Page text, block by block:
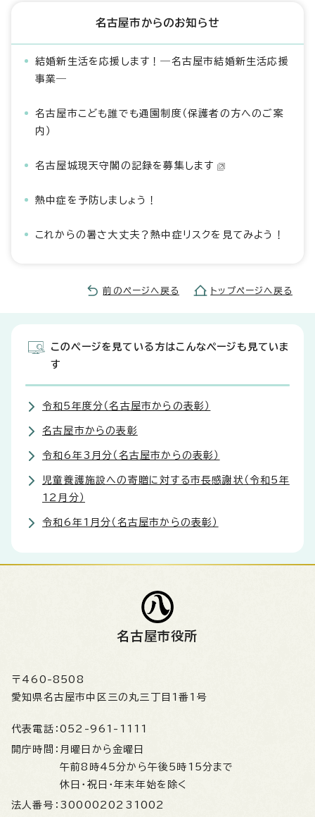
名古屋市からのお知らせ
結婚新生活を応援します！―名古屋市結婚新生活応援
事業―
名古屋市こども誰でも通園制度（保護者の方へのご案
内）
名古屋城現天守閣の記録を募集します
熱中症を予防しましょう！
これからの暑さ大丈夫？熱中症リスクを見てみよう！
前のページへ戻る トップページへ戻る
このページを見ている方はこんなページも見ていま
す
令和5年度分（名古屋市からの表彰）
名古屋市からの表彰
令和6年3月分（名古屋市からの表彰）
児童養護施設への寄贈に対する市長感謝状（令和5年
12月分）
令和6年1月分（名古屋市からの表彰）
名古屋市役所
〒460-8508
愛知県名古屋市中区三の丸三丁目1番1号
代表電話： 052-961-1111
開庁時間： 月曜日から金曜日
午前8時45分から午後5時15分まで
休日・祝日・年末年始を除く
法人番号： 3000020231002